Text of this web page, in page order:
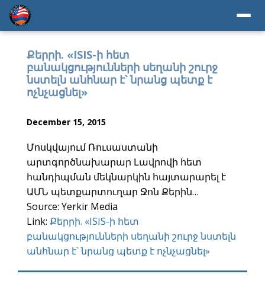
Քերրի. «ISIS-ի հետ
բանակցությունների սեղանի շուրջ
նստելն անհնար է՝ նրանց պետք է
ոչնչացնել»
December 15, 2015
Մոսկվայում Ռուսաստանի
արտգործնախարար Լավրովի հետ
հանդիպման մեկնարկին հայտարարել է
ԱՄՆ պետքարտուղար Ջոն Քերին…
Source: Yerkir Media
Link: Քերրի. «ISIS-ի հետ
բանակցությունների սեղանի շուրջ նստելն
անհնար է՝ նրանց պետք է ոչնչացնել»